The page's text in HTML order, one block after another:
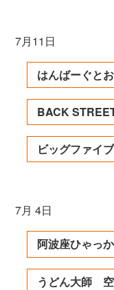
7月11日
はんばーぐと
BACK
ビッグファイブ
7月 4日
阿波座ひゃっか
うどん大師